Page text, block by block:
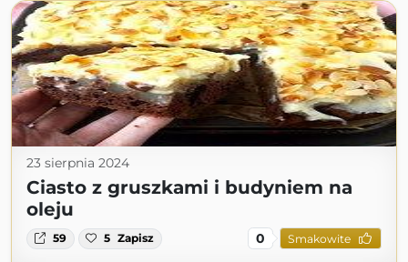
23 sierpnia 2024
Ciasto z gruszkami i budyniem na
oleju
59 5 Zapisz 0 Smakowite